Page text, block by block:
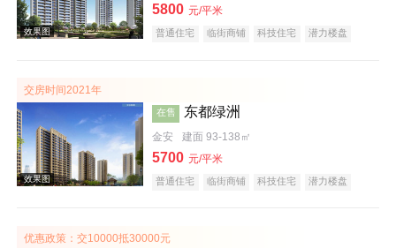
5800 元/平米
普通住宅 临街商铺 科技住宅
潜力楼盘
交房时间2021年
在售 东都绿洲
金安 建面 93-138㎡
5700 元/平米
普通住宅 临街商铺 科技住宅
潜力楼盘
优惠政策：交10000抵30000元